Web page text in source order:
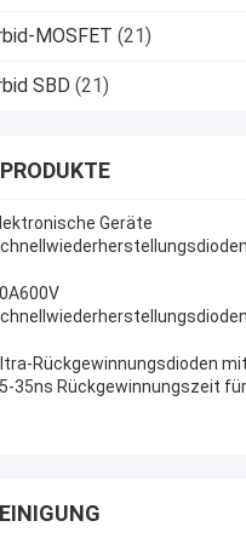
MOSFET (21)
SBD (21)
Geräte
konform FRD MUR3060PT
Rückgewinnungsdioden mit
35ns Rückgewinnungszeit für